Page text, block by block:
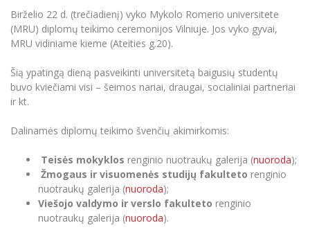
MRU pop vokalinis ansamblis (vadovas Artūras
Novikas)
MRU merginų choras
kompetencijų vertinimas ir pripažinimas
Studijų organizavimas
Erasmus+ mobilumas praktikoms (SMP)
Kitos galimybės
Partnerystės
Azijos centras
Frankofoniškų šalių studijų centras
Emocinė gerovė
Mokslo laboratorijos
Žmogaus, aplinkos ir technologijų (HET)
Doktorantūra
Akademinė leidyba
Mokymų LAB
Mokslo naujienos
Kasmetiniai mokslo renginiai
Veiklos dokumentai
Akademinė etika
Darbas MRU
Atributika
Naujienos
Tarptautiškumas
Studentams
Darnus vystymasis
Sūduvos akademija
Tinklalaidės
Bakalauro studijos
Vadovų MBA
Papildomosios studijos
Pedagogų rengimas
Doktorantūros studijos
Profesinės bakalauro studijos
Personalo valdymo centras
Privačių interesų deklaravimas
Birželio 22 d. (trečiadienį) vyko Mykolo Romerio universitete
(MRU) diplomų teikimo ceremonijos Vilniuje. Jos vyko gyvai,
MRU vidiniame kieme (Ateities g.20).
Šią ypatingą dieną pasveikinti universitetą baigusių studentų
buvo kviečiami visi – šeimos nariai, draugai, socialiniai partneriai
ir kt.
Dalinamės diplomų teikimo švenčių akimirkomis:
Teisės mokyklos renginio nuotraukų galerija (nuoroda);
Žmogaus ir visuomenės studijų fakulteto renginio
nuotraukų galerija (nuoroda);
Viešojo valdymo ir verslo fakulteto renginio
nuotraukų galerija (nuoroda).